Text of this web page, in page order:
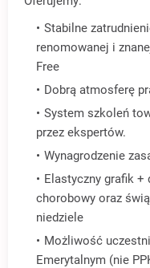
Stabilne
renomowanej i
Free
Dobrą atmosferę
System szkoleń
przez ekspertów.
Wynagrodzenie
Elastyczny grafik
chorobowy oraz
niedziele
Możliwość
Emerytalnym (nie